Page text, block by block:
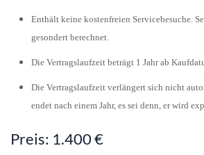
Enthält keine kostenfreien Servicebesuche.
gesondert berechnet.
Die Vertragslaufzeit beträgt 1 Jahr ab
Die Vertragslaufzeit verlängert sich nicht
endet nach einem Jahr, es sei denn, er wird
Preis: 1.400 €